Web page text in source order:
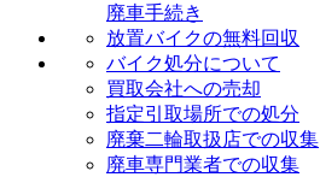
廃車手続き
放置バイクの無料回収
バイク処分について
買取会社への売却
指定引取場所での処分
廃棄二輪取扱店での収集
廃車専門業者での収集